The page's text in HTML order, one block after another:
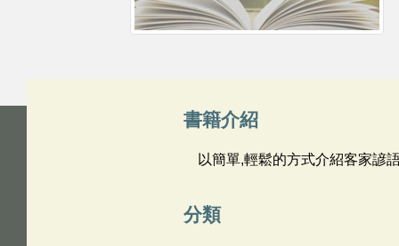
書籍介紹
以簡單,輕鬆的方式介紹客家諺
分類